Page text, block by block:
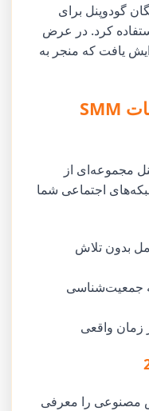
گودوپنل برای
کرد. در عرض
تعامل آنها 40% افزایش یافت که منجر به
ویژگی‌های پیشرفته خدمات SMM
مجموعه‌ای از
اجتماعی شما
بدون تلاش
جمعیت‌شناسی
زمان واقعی
مصنوعی را معرفی